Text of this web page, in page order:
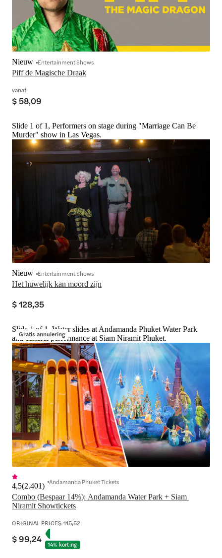
Piff de Magische Draak
Nieuw Entertainment Shows
vanaf
$ 58,09
Slide 1 of 1, Performers on stage during "Marriage Can Be
Murder" show in Las Vegas.
Het huwelijk kan moord zijn
Nieuw Entertainment Shows
$ 128,35
Gratis annulering
Slide 1 of 1, Water slides at Andamanda Phuket Water Park
and cultural performance at Siam Niramit Phuket.
Combo (Bespaar 14%): Andamanda Water Park + Siam
Niramit Showtickets
4,5(2.401) Andamanda Phuket Tickets
ORIGINAL PRICE$ 115,52
$ 99,24 14% korting